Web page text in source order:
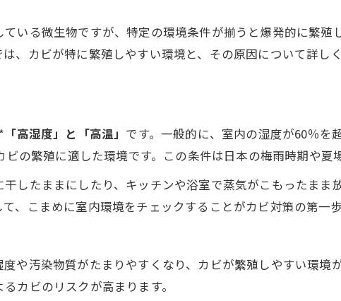
いる微生物ですが、特定の環境条件が揃うと爆発的に繁
、カビが特に繁殖しやすい環境と、その原因について詳
「高湿度」と「高温」 です。一般的に、室内の湿度が60％を
の繁殖に適した環境です。この条件は日本の梅雨時期や夏
したままにしたり、キッチンや浴室で蒸気がこもったま
、こまめに室内環境をチェックすることがカビ対策の第一歩
や汚染物質がたまりやすくなり、カビが繁殖しやすい環
カビのリスクが高まります。